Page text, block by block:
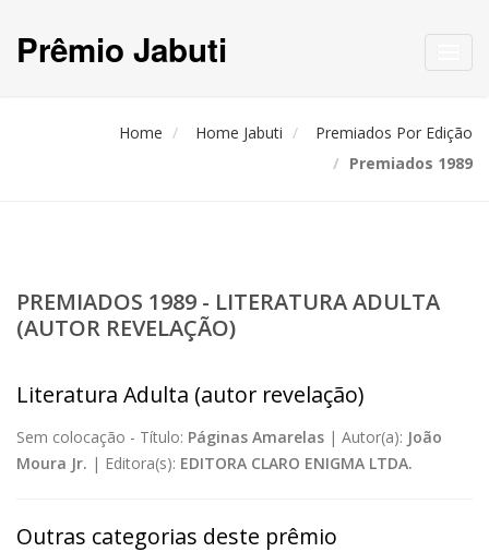
Prêmio Jabuti
Home Home Jabuti
Premiados Por Edição
Premiados 1989
PREMIADOS 1989 - LITERATURA ADULTA
(AUTOR REVELAÇÃO)
Literatura Adulta (autor revelação)
Sem colocação - Título: Páginas Amarelas | Autor(a): João
Moura Jr. | Editora(s): EDITORA CLARO ENIGMA LTDA.
Outras categorias deste prêmio